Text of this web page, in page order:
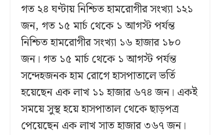
গত ২৪ ঘণ্টায় নিশ্চিত হামরোগীর সংখ্যা ১২১
জন, গত ১৫ মার্চ থেকে ১ আগস্ট পর্যন্ত
নিশ্চিত হামরোগীর সংখ্যা ১৬ হাজার ১৮০
জন। গত ১৫ মার্চ থেকে ১ আগস্ট পর্যন্ত
সন্দেহজনক হাম রোগে হাসপাতালে ভর্তি
হয়েছেন এক লাখ ১১ হাজার ৬৭৪ জন। একই
সময়ে সুস্থ হয়ে হাসপাতাল থেকে ছাড়পত্র
পেয়েছেন এক লাখ সাত হাজার ৩৬৭ জন।